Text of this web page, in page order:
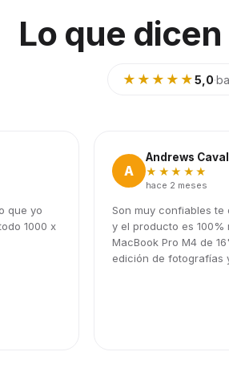
Lo que
★★★★★5,0·
que yo
1000 x
A
Andrews
★★★★★
hace 2 meses
Son muy confiables
y el producto es 100%
MacBook Pro M4 de
edición de fotografías